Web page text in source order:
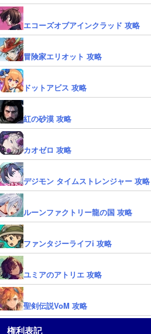
エコーズオブアインクラッド 攻略
冒険家エリオット 攻略
ドットアビス 攻略
紅の砂漠 攻略
カオゼロ 攻略
デジモン タイムストレンジャー 攻略
ルーンファクトリー龍の国 攻略
ファンタジーライフi 攻略
ユミアのアトリエ 攻略
聖剣伝説VoM 攻略
権利表記